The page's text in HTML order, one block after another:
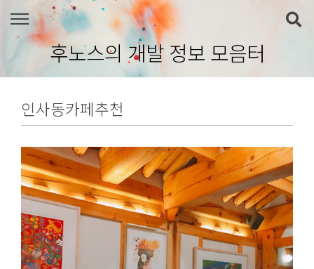
본문 바로가기
후노스의 개발 정보 모음터
인사동카페추천